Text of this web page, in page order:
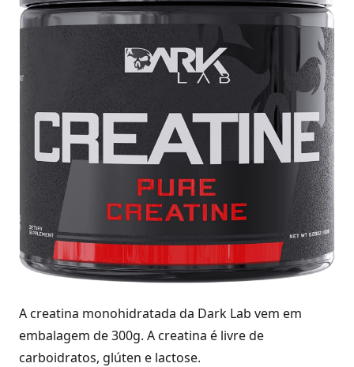
A creatina monohidratada da Dark Lab vem em
embalagem de 300g. A creatina é livre de
carboidratos, glúten e lactose.